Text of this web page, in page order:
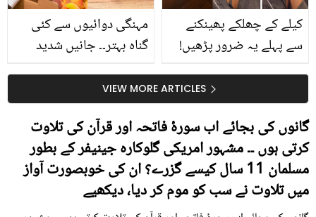
مہنگی دوائیوں سے کئی
گناہ بہتر۔۔ جانیں شدید
کیوں کھانا چاہیے؟
کیلے کے چھلکے پھینکنے
سے پہلے یہ ضرور پڑھیں!
سستا اور قدرتی حلVIEW MORE ARTICLES
گانوں کی بجائے اب سورۂ فاتحہ اور قرآن کی تلاوت
کرتی ہوں ۔۔ مشہور امریکی گلوکارہ جینیفر کے بطور
مسلمان 11 سال کیسے گزرے؟ ان کی خوبصورت آواز
میں تلاوت نے سب کو موم کر دیا، دیکھیے